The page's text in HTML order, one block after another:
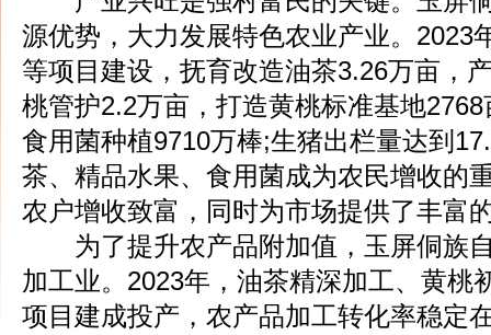
源优势，大力发展特色农业产业。2023
等项目建设，抚育改造油茶3.26万亩，
桃管护2.2万亩，打造黄桃标准基地
食用菌种植9710万棒;生猪出栏量达到
茶、精品水果、食用菌成为农民增收的
农户增收致富，同时为市场提供了丰富
为了提升农产品附加值，玉屏侗族
加工业。2023年，油茶精深加工、黄桃
项目建成投产，农产品加工转化率稳定